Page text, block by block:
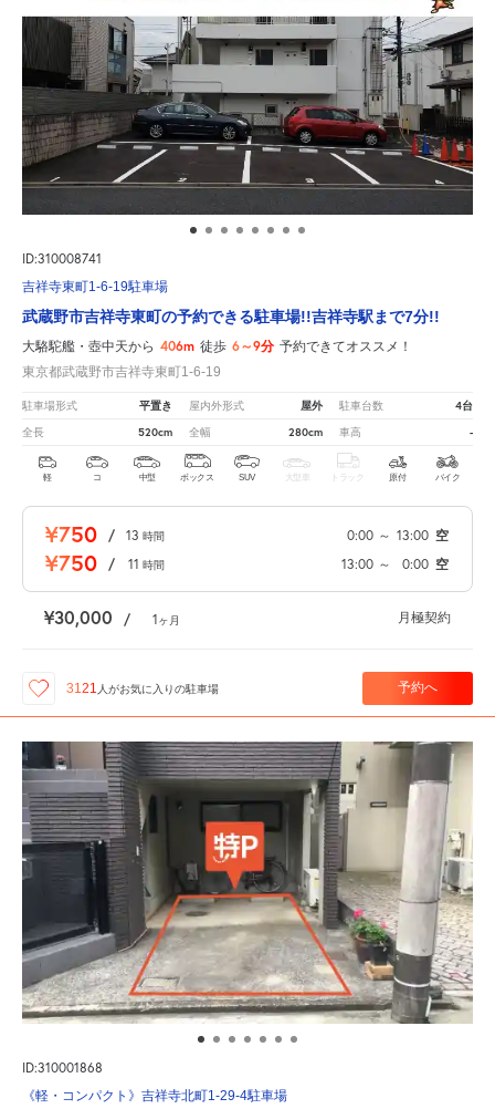
ID:310008741
吉祥寺東町1-6-19駐車場
武蔵野市吉祥寺東町の予約できる駐車場!!吉祥寺駅まで7分!!
大駱駝艦・壺中天から 406m 徒歩 6～9分 予約できてオススメ！
東京都武蔵野市吉祥寺東町1-6-19
駐車場形式 平置き 屋内外形式 屋外 駐車台数 4台
全長 520cm 全幅 280cm 車高 -
軽 コ 中型 ボックス SUV 大型車 トラック 原付 バイク
¥750 / 13 時間 0:00 ～ 13:00 空
¥750 / 11 時間 13:00 ～ 0:00 空
¥30,000 / 1ヶ月 月極契約
3121 人がお気に入りの駐車場 予約へ
ID:310001868
《軽・コンパクト》吉祥寺北町1-29-4駐車場